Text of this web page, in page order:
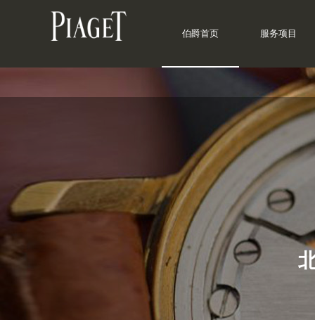
伯爵首页 服务项目